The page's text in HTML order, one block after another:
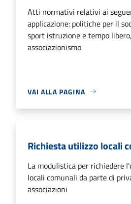
Atti normativi relativi ai
applicazione: politiche per il
sport istruzione e tempo libero,
associazionismo
VAI ALLA PAGINA
Richiesta utilizzo locali
La modulistica per richiedere
locali comunali da parte di
associazioni